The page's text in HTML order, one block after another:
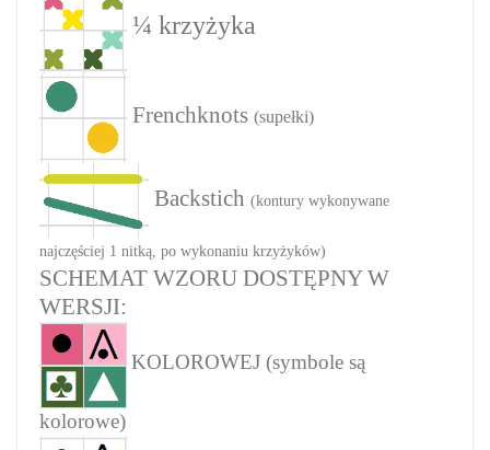
¼ krzyżyka
Frenchknots (supełki)
Backstich (kontury wykonywane
najczęściej 1 nitką, po wykonaniu krzyżyków)
SCHEMAT WZORU DOSTĘPNY W
WERSJI:
KOLOROWEJ (symbole są
kolorowe)